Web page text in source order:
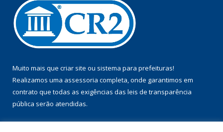
Muito mais que criar site ou sistema para prefeituras!
Realizamos uma assessoria completa, onde garantimos em
contrato que todas as exigências das leis de transparência
pública serão atendidas.